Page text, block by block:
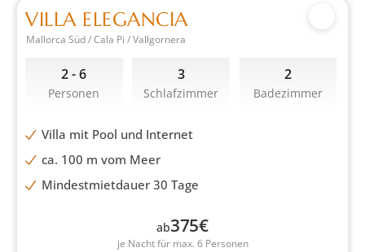
VILLA ELEGANCIA
Mallorca Süd / Cala Pi / Vallgornera
2 - 6
Personen
3
Schlafzimmer
2
Badezimmer
Villa mit Pool und Internet
ca. 100 m vom Meer
Mindestmietdauer 30 Tage
ab375€
je Nacht für max. 6 Personen